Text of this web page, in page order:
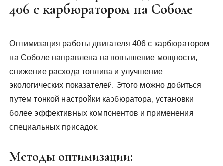
406 с карбюратором на Соболе
Оптимизация работы двигателя 406 с карбюратором
на Соболе направлена на повышение мощности,
снижение расхода топлива и улучшение
экологических показателей. Этого можно добиться
путем тонкой настройки карбюратора, установки
более эффективных компонентов и применения
специальных присадок.
Методы оптимизации: